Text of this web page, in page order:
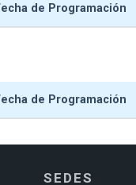
de Programación
de Programación
SEDES